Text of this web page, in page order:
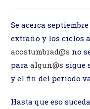
entrada:
Se acerca
extraño y los ciclos
acostumbrad@s no
paraalgun@s sigue
y el fin del período
Hasta que eso